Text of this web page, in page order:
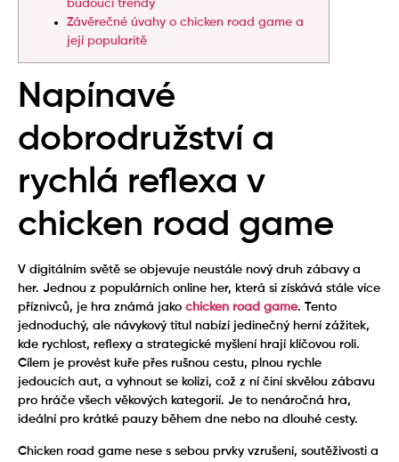
budoucí trendy
Závěrečné úvahy o chicken road game a
její popularitě
Napínavé
dobrodružství a
rychlá reflexa v
chicken road game
V digitálním světě se objevuje neustále nový druh zábavy a
her. Jednou z populárních online her, která si získává stále více
příznivců, je hra známá jako chicken road game. Tento
jednoduchý, ale návykový titul nabízí jedinečný herní zážitek,
kde rychlost, reflexy a strategické myšlení hrají klíčovou roli.
Cílem je provést kuře přes rušnou cestu, plnou rychle
jedoucích aut, a vyhnout se kolizi, což z ní činí skvělou zábavu
pro hráče všech věkových kategorií. Je to nenáročná hra,
ideální pro krátké pauzy během dne nebo na dlouhé cesty.
Chicken road game nese s sebou prvky vzrušení, soutěživosti a